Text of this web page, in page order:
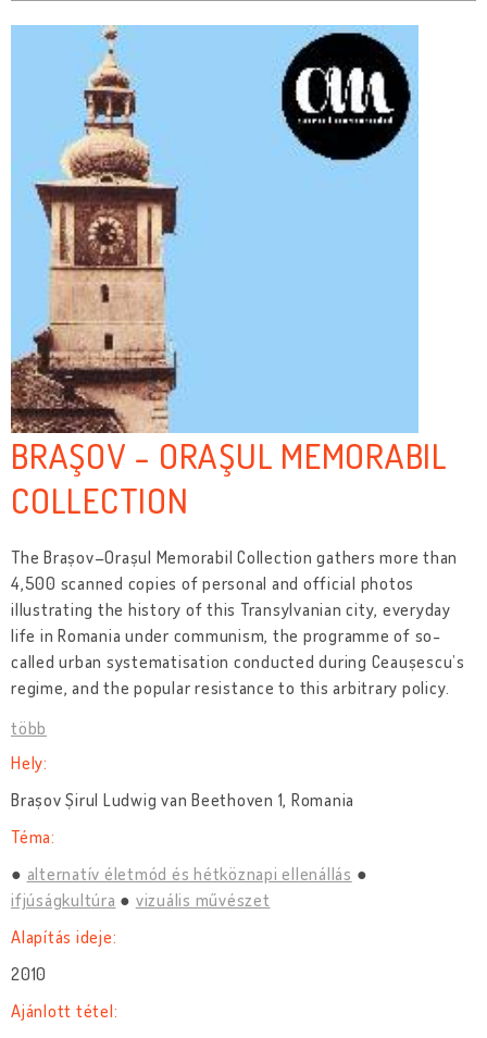
BRAŞOV - ORAŞUL MEMORABIL
COLLECTION
The Brașov–Orașul Memorabil Collection gathers more than
4,500 scanned copies of personal and official photos
illustrating the history of this Transylvanian city, everyday
life in Romania under communism, the programme of so-
called urban systematisation conducted during Ceaușescu’s
regime, and the popular resistance to this arbitrary policy.
több
Hely:
Brașov Șirul Ludwig van Beethoven 1, Romania
Téma:
alternatív életmód és hétköznapi ellenállás
ifjúságkultúra
vizuális művészet
Alapítás ideje:
2010
Ajánlott tétel: